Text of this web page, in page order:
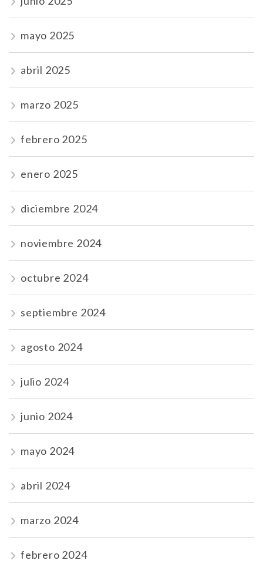
mayo 2025
abril 2025
marzo 2025
febrero 2025
enero 2025
diciembre 2024
noviembre 2024
octubre 2024
septiembre 2024
agosto 2024
julio 2024
junio 2024
mayo 2024
abril 2024
marzo 2024
febrero 2024